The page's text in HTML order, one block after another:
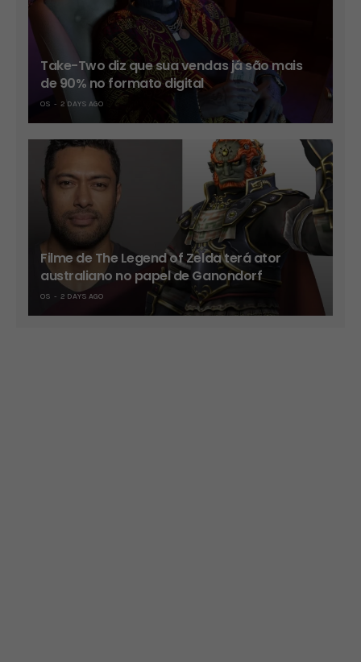
Take-Two diz que sua vendas já são mais
de 90% no formato digital
OS 2 DAYS AGO
Filme de The Legend of Zelda terá ator
australiano no papel de Ganondorf
OS 2 DAYS AGO